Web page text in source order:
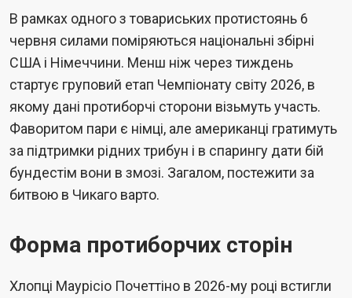
В рамках одного з товариських протистоянь 6
червня силами поміряються національні збірні
США і Німеччини. Менш ніж через тиждень
стартує груповий етап Чемпіонату світу 2026, в
якому дані протиборчі сторони візьмуть участь.
Фаворитом пари є німці, але американці гратимуть
за підтримки рідних трибун і в спарингу дати бій
бундестім вони в змозі. Загалом, постежити за
битвою в Чикаго варто.
Форма протиборчих сторін
Хлопці Маурісіо Почеттіно в 2026-му році встигли